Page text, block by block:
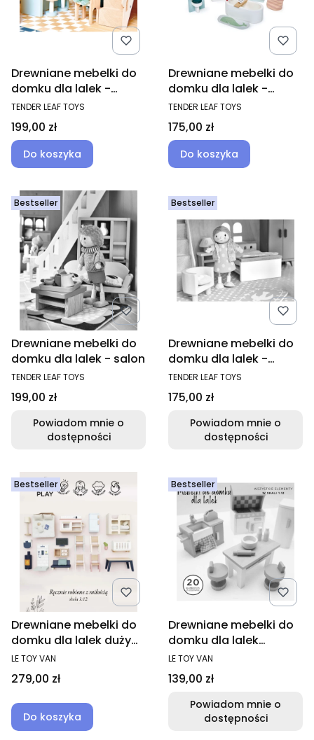
Drewniane mebelki do
domku dla lalek -
kuchnia
PRODUCENT
TENDER LEAF TOYS
Cena
199,00 zł
Do koszyka
Drewniane mebelki do
domku dla lalek -
łazienka
PRODUCENT
TENDER LEAF TOYS
Cena
175,00 zł
Do koszyka
Bestseller
Drewniane mebelki do
domku dla lalek - salon
PRODUCENT
TENDER LEAF TOYS
Cena
199,00 zł
Powiadom mnie o
dostępności
Bestseller
Drewniane mebelki do
domku dla lalek -
sypialnia
PRODUCENT
TENDER LEAF TOYS
Cena
175,00 zł
Powiadom mnie o
dostępności
Bestseller
Drewniane mebelki do
domku dla lalek duży
zestaw, Le Toy Van
PRODUCENT
LE TOY VAN
Cena
279,00 zł
Do koszyka
Bestseller
Drewniane mebelki do
domku dla lalek
kuchnia Daisylane, Le
Toy Van
PRODUCENT
LE TOY VAN
Cena
139,00 zł
Powiadom mnie o
dostępności